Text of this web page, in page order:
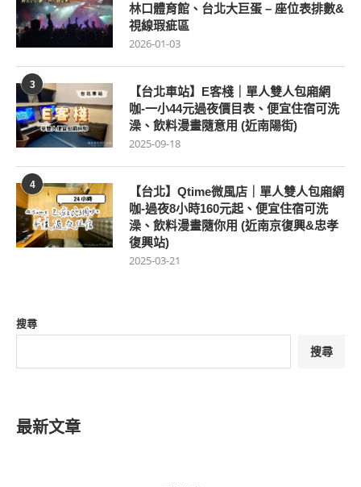
林口體育館、台北大巨蛋 – 座位表排數&
視線瑕疵區
2026-01-03
3
【台北車站】E客棧｜單人雙人包廂網
咖-一小44元過夜價目表、便宜住宿可洗
澡、飲料漫畫隨意用 (近南陽街)
2025-09-18
4
【台北】Qtime微風店｜單人雙人包廂網
咖-過夜8小時160元起、便宜住宿可洗
澡、飲料漫畫隨你用 (近南京復興&忠孝
復興站)
2025-03-21
搜尋
搜尋
最新文章